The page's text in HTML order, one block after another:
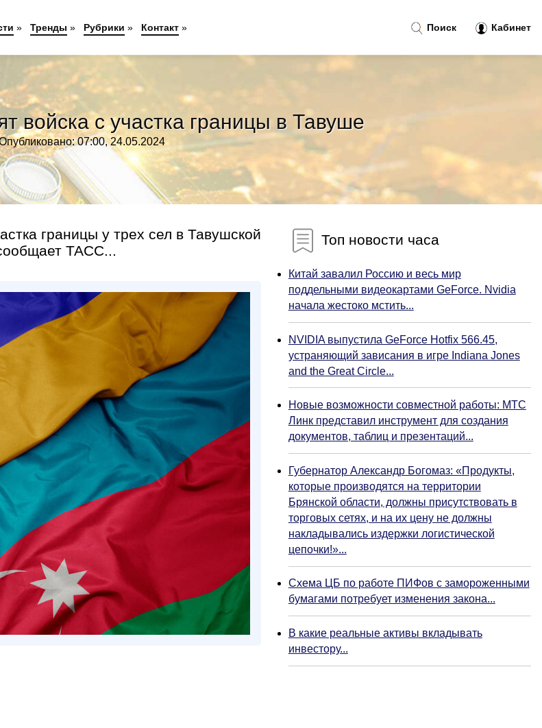
войска с участка границы в Тавуше
07:00, 24.05.2024
границы у трех сел в Тавушской
ТАСС...
Топ новости часа
Китай завалил Россию и весь мир
поддельными видеокартами GeForce. Nvidia
начала жестоко мстить...
NVIDIA выпустила GeForce Hotfix 566.45,
устраняющий зависания в игре Indiana Jones
and the Great Circle...
Новые возможности совместной работы: МТС
Линк представил инструмент для создания
документов, таблиц и презентаций...
Губернатор Александр Богомаз: «Продукты,
которые производятся на территории
Брянской области, должны присутствовать в
торговых сетях, и на их цену не должны
накладывались издержки логистической
цепочки!»...
Схема ЦБ по работе ПИФов с замороженными
бумагами потребует изменения закона...
В какие реальные активы вкладывать
инвестору...
Поиск Кабинет
» Тренды » Рубрики » Контакт»